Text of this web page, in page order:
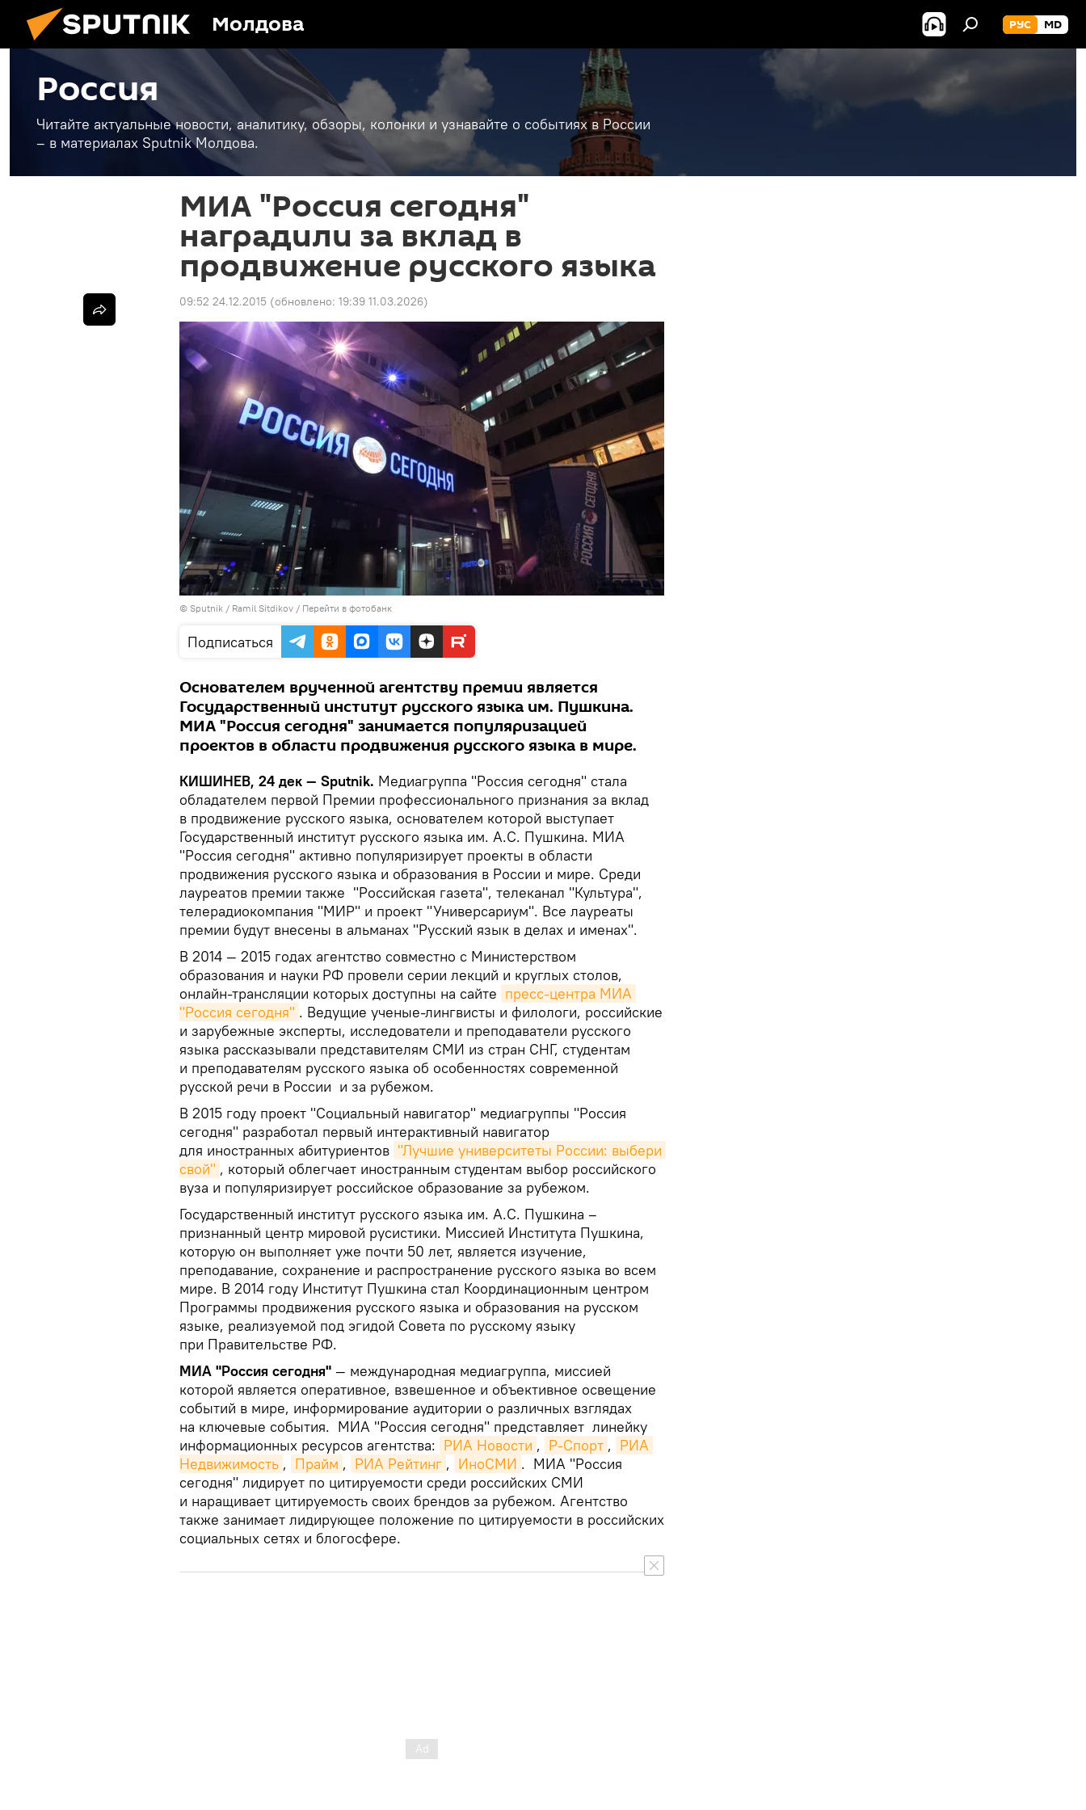
Молдова РУС MD
Россия
Читайте актуальные новости, аналитику, обзоры, колонки и узнавайте о событиях в России
– в материалах Sputnik Молдова.
МИА "Россия сегодня"
наградили за вклад в
продвижение русского языка
09:52 24.12.2015 (обновлено: 19:39 11.03.2026)
© Sputnik / Ramil Sitdikov / Перейти в фотобанк
Подписаться
Основателем врученной агентству премии является
Государственный институт русского языка им. Пушкина.
МИА "Россия сегодня" занимается популяризацией
проектов в области продвижения русского языка в мире.
КИШИНЕВ, 24 дек — Sputnik. Медиагруппа "Россия сегодня" стала
обладателем первой Премии профессионального признания за вклад
в продвижение русского языка, основателем которой выступает
Государственный институт русского языка им. А.С. Пушкина. МИА
"Россия сегодня" активно популяризирует проекты в области
продвижения русского языка и образования в России и мире. Среди
лауреатов премии также "Российская газета", телеканал "Культура",
телерадиокомпания "МИР" и проект "Универсариум". Все лауреаты
премии будут внесены в альманах "Русский язык в делах и именах".
В 2014 — 2015 годах агентство совместно с Министерством
образования и науки РФ провели серии лекций и круглых столов,
онлайн-трансляции которых доступны на сайте пресс-центра МИА
"Россия сегодня" . Ведущие ученые-лингвисты и филологи, российские
и зарубежные эксперты, исследователи и преподаватели русского
языка рассказывали представителям СМИ из стран СНГ, студентам
и преподавателям русского языка об особенностях современной
русской речи в России и за рубежом.
В 2015 году проект "Социальный навигатор" медиагруппы "Россия
сегодня" разработал первый интерактивный навигатор
для иностранных абитуриентов "Лучшие университеты России: выбери
свой" , который облегчает иностранным студентам выбор российского
вуза и популяризирует российское образование за рубежом.
Государственный институт русского языка им. А.С. Пушкина –
признанный центр мировой русистики. Миссией Института Пушкина,
которую он выполняет уже почти 50 лет, является изучение,
преподавание, сохранение и распространение русского языка во всем
мире. В 2014 году Институт Пушкина стал Координационным центром
Программы продвижения русского языка и образования на русском
языке, реализуемой под эгидой Совета по русскому языку
при Правительстве РФ.
МИА "Россия сегодня" — международная медиагруппа, миссией
которой является оперативное, взвешенное и объективное освещение
событий в мире, информирование аудитории о различных взглядах
на ключевые события. МИА "Россия сегодня" представляет линейку
информационных ресурсов агентства: РИА Новости , Р-Спорт , РИА
Недвижимость , Прайм , РИА Рейтинг , ИноСМИ . МИА "Россия
сегодня" лидирует по цитируемости среди российских СМИ
и наращивает цитируемость своих брендов за рубежом. Агентство
также занимает лидирующее положение по цитируемости в российских
социальных сетях и блогосфере.